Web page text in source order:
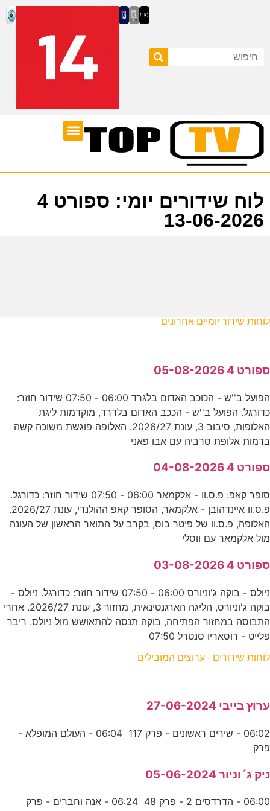
לוח שידורים יומי: ספורט 4
13-06-2026
לוחות שידור יומיים אחרונים
ספורט 4 05-08-2026
הפועל ב''ש - הכוכב האדום בלגרד 06:00 - 07:50 שידור חוזר:
כדורגל. הפועל ב''ש - הככב האדום בלדרד, מוקדמות ליגת
האלופות, סיבוב 3, עונת 2026/27. האלופה פוגשת משוכה קשה
בדמות אלופת סרביה עם אבו פאני
ספורט 4 04-08-2026
סופר קאפ: פ.ס.וו - אלקמאר 06:00 - 07:50 שידור חוזר: כדורגל.
פ.ס.וו איינדהובן - אלקמאר, הסופר קאפ ההולנדי, עונת 2026/27.
האלופה, פ.ס.וו של פיטר בוס, בקרב על התואר הראשון של העונה
מול אלקמאר עם ווסלי
ספורט 4 03-08-2026
ניולס - בוקה ג'וניורס 06:00 - 07:50 שידור חוזר: כדורגל. ניולס -
בוקה ג'וניורס, הליגה הארגנטינאית, מחזור 3, עונת 2026/27. אחרי
התבוסה במחזור הפתיחה, בוקה תנסה להתאושש מול ניולס. ריבר
פלייט - רוסאריו סנטרל 07:50
לוחות שידורים - ערוצים המובילים
ערוץ בייבי 27-06-2024
06:02 - שירים ראשונים - פרק 117 06:04 - העולם המופלא -
פרק
ניק ג´וניור 05-06-2024
06:00 - הדרדסים 2 - פרק 48 06:24 - אנה וחברים - פרק